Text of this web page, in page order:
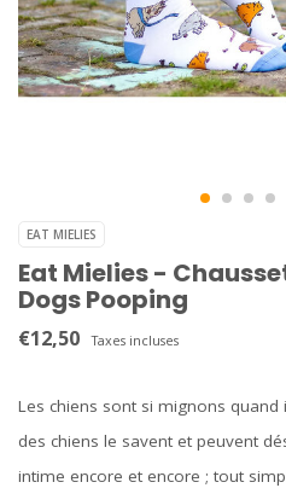
EAT MIELIES
Eat Mielies -
Dogs Pooping
€12,50 Taxes incluses
Les chiens sont si mignons
des chiens le savent et peuvent
intime encore et encore ; tout